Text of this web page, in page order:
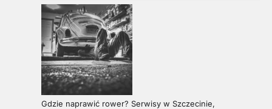
Gdzie naprawić rower? Serwisy w Szczecinie,